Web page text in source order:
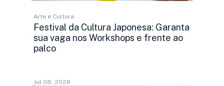
Arte e Cultura
Festival da Cultura Japonesa: Garanta
sua vaga nos Workshops e frente ao
palco
Jul 08, 2026